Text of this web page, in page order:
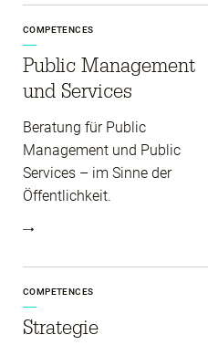
COMPETENCES
Public Management
und Services
Beratung für Public
Management und Public
Services – im Sinne der
Öffentlichkeit.
COMPETENCES
Strategie